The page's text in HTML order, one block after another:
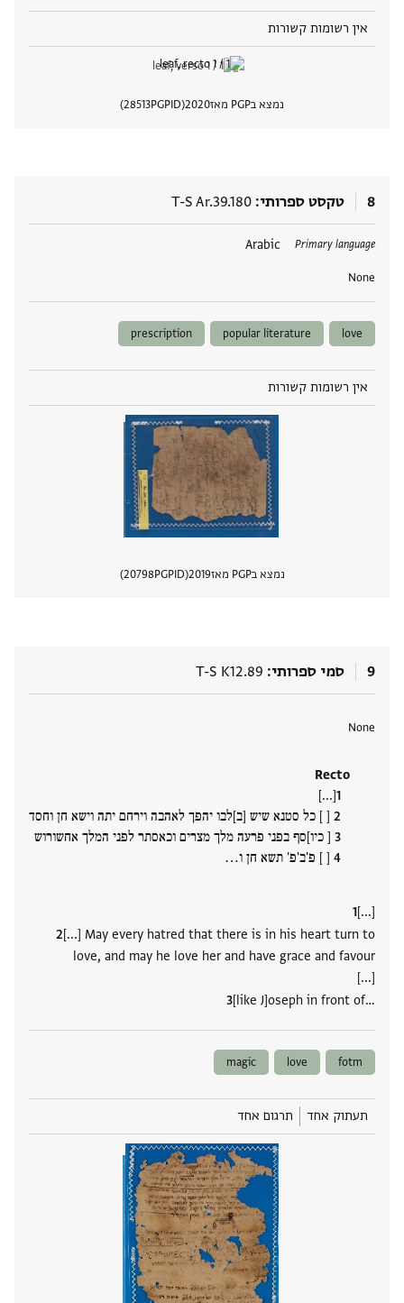
אין רשומות קשורות
נמצא בPGP מאז 2020
PGPID
28513
8 טקסט ספרותי T-S Ar.39.180
Primary language
Arabic
None
תגים
love
popular literature
prescription
אין רשומות קשורות
נמצא בPGP מאז 2019
PGPID
20798
9 סמי ספרותי T-S K12.89
None
Recto
[...]
[ ] כל סטנא שיש [ב]לבו יהפך לאהבה וירחם יתה וישא חן וחסד
[ כיו]סף בפני פרעה מלך מצרים וכאסתר לפני המלך אחשורוש
[ ] פ'ב'פ' תשא חן ו‮…
[...]
[...] May every hatred that there is in his heart turn to
love, and may he love her and have grace and favour
[...]
[like J]oseph in front of‮…
fotm
love
magic
תעתוק אחד תרגום אחד